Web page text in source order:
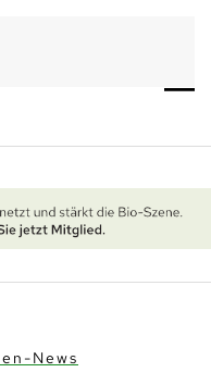
News